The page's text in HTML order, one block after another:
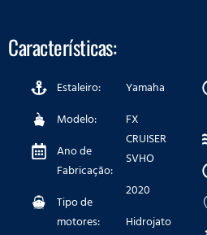
Características:
Estaleiro:
Modelo:
Ano de
Fabricação:
Tipo de
motores:
Yamaha
FX
CRUISER
SVHO
2020
Hidrojato